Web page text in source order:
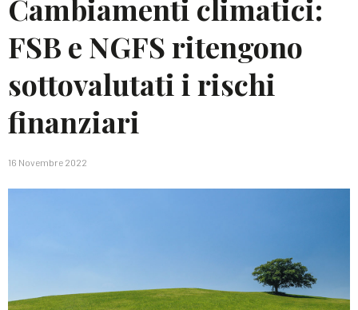
Cambiamenti climatici:
FSB e NGFS ritengono
sottovalutati i rischi
finanziari
16 Novembre 2022